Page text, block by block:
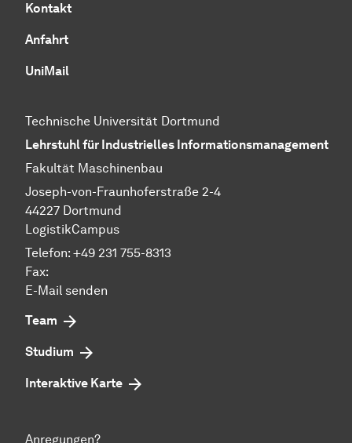
Kontakt
Anfahrt
UniMail
Technische Universität Dortmund
Lehrstuhl für Industrielles Informationsmanagement
Fakultät Maschinenbau
Joseph-von-Fraunhoferstraße 2-4
44227 Dortmund
LogistikCampus
Telefon: +49 231 755-8313
Fax:
E-Mail senden
Team
Studium
Interaktive Karte
Anregungen?